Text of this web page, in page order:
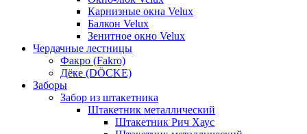
Карнизные окна Velux
Балкон Velux
Зенитное окно Velux
Чердачные лестницы
Факро (Fakro)
Дёке (DÖCKE)
Заборы
Забор из штакетника
Штакетник металлический
Штакетник Рич Хаус